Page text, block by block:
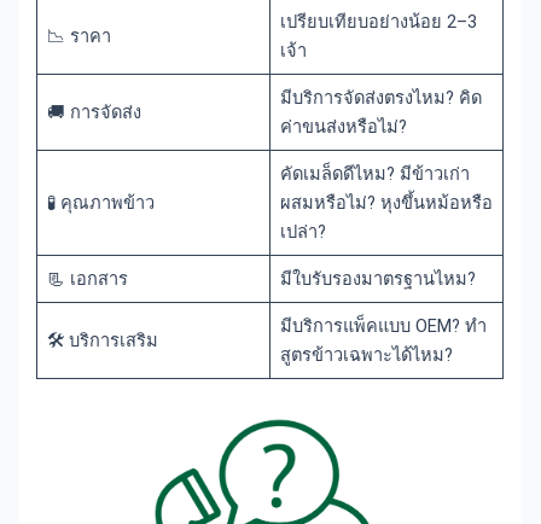
📉 ราคา
เปรียบเทียบอย่างน้อย 2–3
เจ้า
🚚 การจัดส่ง
มีบริการจัดส่งตรงไหม? คิด
ค่าขนส่งหรือไม่?
🧪 คุณภาพข้าว
คัดเมล็ดดีไหม? มีข้าวเก่า
ผสมหรือไม่? หุงขึ้นหม้อหรือ
เปล่า?
📃 เอกสาร มีใบรับรองมาตรฐานไหม?
🛠️ บริการเสริม
มีบริการแพ็คแบบ OEM? ทำ
สูตรข้าวเฉพาะได้ไหม?